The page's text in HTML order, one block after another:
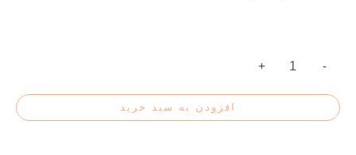
-
+
افزودن به سبد خرید